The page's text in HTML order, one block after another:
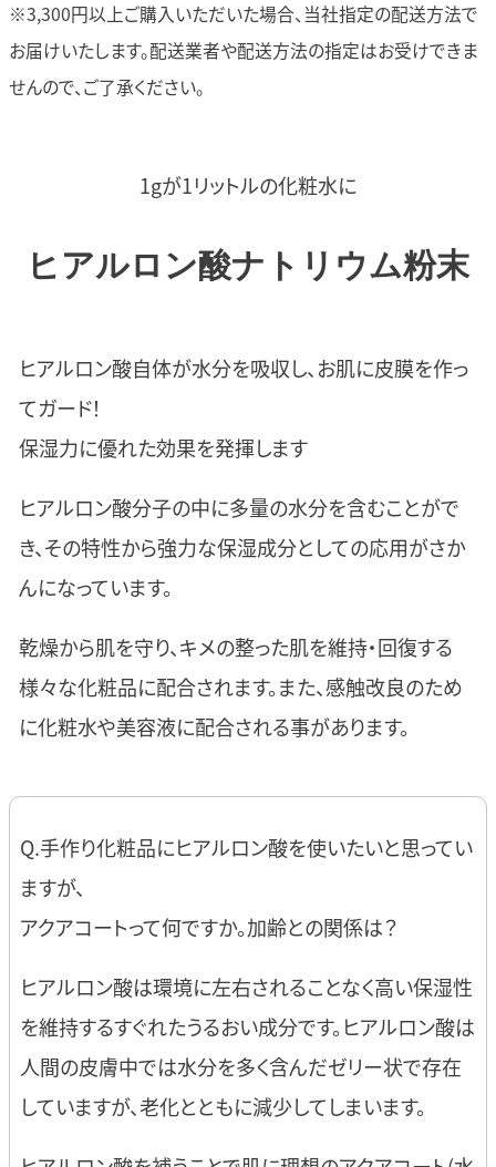
※3,300円以上ご購入いただいた場合、当社指定の配送方法で
お届けいたします。配送業者や配送方法の指定はお受けできま
せんので、ご了承ください。
1gが1リットルの化粧水に
ヒアルロン酸ナトリウム粉末
ヒアルロン酸自体が水分を吸収し、お肌に皮膜を作っ
てガード！
保湿力に優れた効果を発揮します
ヒアルロン酸分子の中に多量の水分を含むことがで
き、その特性から強力な保湿成分としての応用がさか
んになっています。
乾燥から肌を守り、キメの整った肌を維持・回復する
様々な化粧品に配合されます。また、感触改良のため
に化粧水や美容液に配合される事があります。
Q.手作り化粧品にヒアルロン酸を使いたいと思ってい
ますが、
アクアコートって何ですか。加齢との関係は？
ヒアルロン酸は環境に左右されることなく高い保湿性
を維持するすぐれたうるおい成分です。ヒアルロン酸は
人間の皮膚中では水分を多く含んだゼリー状で存在
していますが、老化とともに減少してしまいます。